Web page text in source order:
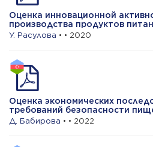
Оценка инновационной
производства продуктов
У. Расулова • • 2020
Оценка экономических
требований безопасности
Д. Бабирова • • 2022